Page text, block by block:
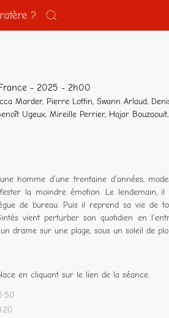
?
- 2025 - 2h00
Marder, Pierre Lottin, Swann Arlaud,
Ugeux, Mireille Perrier, Hajar
homme d’une trentaine d’années,
la moindre émotion. Le lendemain, il
de bureau. Puis il reprend sa vie de
vient perturber son quotidien en
drame sur une plage, sous un soleil de
en cliquant sur le lien de la séance.